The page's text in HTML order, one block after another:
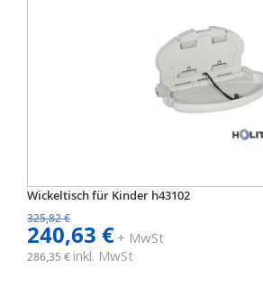
Wickeltisch für Kinder h43102
325,82 €
240,63 €+ MwSt
286,35 € inkl. MwSt